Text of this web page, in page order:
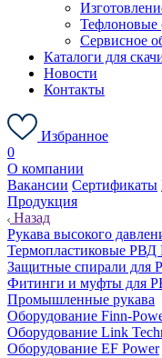
Тефлоновые
Сервисное
Каталоги для
Новости
Контакты
Избранное
0
О компании
Вакансии Сертификаты
Продукция
Назад
Рукава высокого
Термопластиковые РВД
Защитные спирали для
Фитинги и муфты для
Промышленные рукава
Оборудование Finn-
Оборудование Link
Оборудование EF Power